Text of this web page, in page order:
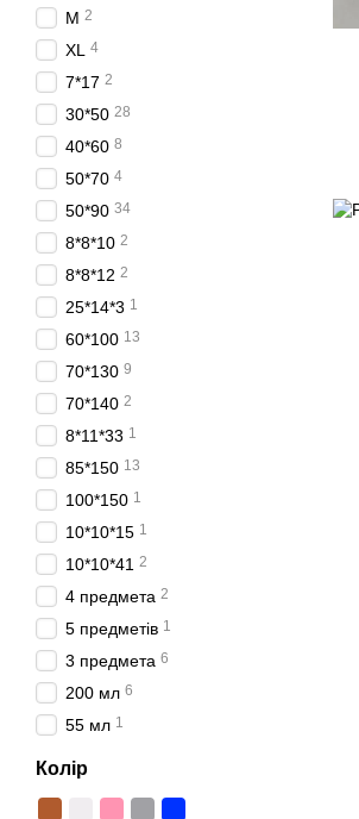
М 2
XL 4
7*17 2
30*50 28
40*60 8
50*70 4
50*90 34
8*8*10 2
8*8*12 2
25*14*3 1
60*100 13
70*130 9
70*140 2
8*11*33 1
85*150 13
100*150 1
10*10*15 1
10*10*41 2
4 предмета 2
5 предметів 1
3 предмета 6
200 мл 6
55 мл 1
Колір